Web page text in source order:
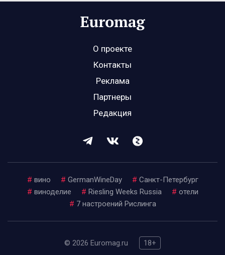
О проекте
Контакты
Реклама
Партнеры
Редакция
# вино # GermanWineDay # Санкт-Петербург
# виноделие # Riesling Weeks Russia # отели
# 7 настроений Рислинга
© 2026 Euromag.ru 18+